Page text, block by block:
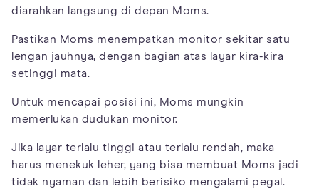
diarahkan langsung di depan Moms.
Pastikan Moms menempatkan monitor sekitar satu
lengan jauhnya, dengan bagian atas layar kira-kira
setinggi mata.
Untuk mencapai posisi ini, Moms mungkin
memerlukan dudukan monitor.
Jika layar terlalu tinggi atau terlalu rendah, maka
harus menekuk leher, yang bisa membuat Moms jadi
tidak nyaman dan lebih berisiko mengalami pegal.